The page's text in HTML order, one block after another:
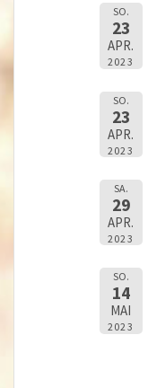
SO.
23
APR.
2023
SO.
23
APR.
2023
SA.
29
APR.
2023
SO.
14
MAI
2023